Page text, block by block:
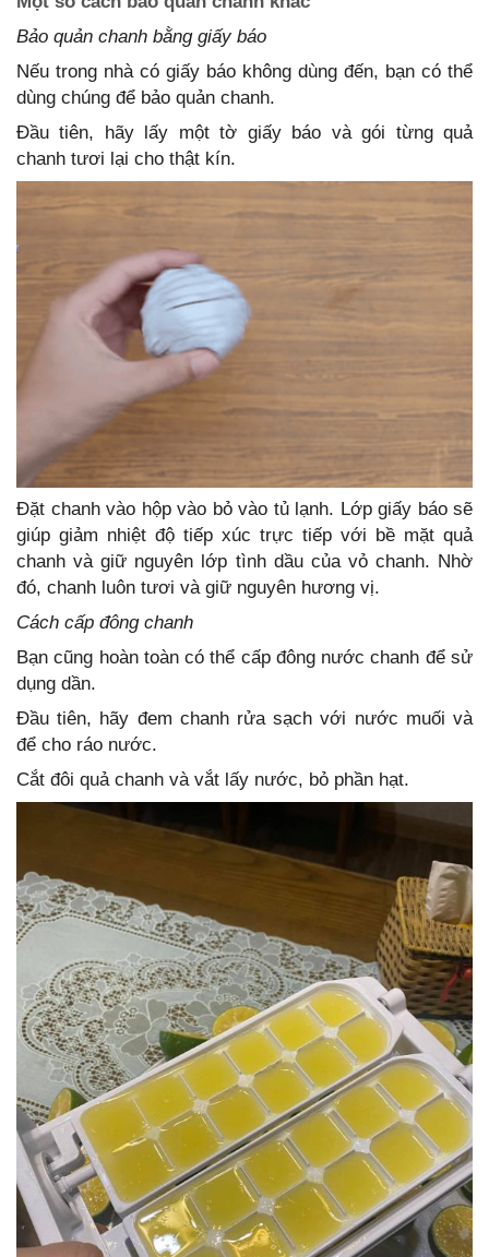
Bảo quản chanh bằng giấy báo
Nếu trong nhà có giấy báo không dùng đến, bạn có thể
dùng chúng để bảo quản chanh.
Đầu tiên, hãy lấy một tờ giấy báo và gói từng quả
chanh tươi lại cho thật kín.
Đặt chanh vào hộp vào bỏ vào tủ lạnh. Lớp giấy báo sẽ
giúp giảm nhiệt độ tiếp xúc trực tiếp với bề mặt quả
chanh và giữ nguyên lớp tình dầu của vỏ chanh. Nhờ
đó, chanh luôn tươi và giữ nguyên hương vị.
Cách cấp đông chanh
Bạn cũng hoàn toàn có thể cấp đông nước chanh để sử
dụng dần.
Đầu tiên, hãy đem chanh rửa sạch với nước muối và
để cho ráo nước.
Cắt đôi quả chanh và vắt lấy nước, bỏ phần hạt.